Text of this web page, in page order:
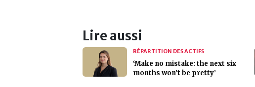
Lire aussi
RÉPARTITION DES ACTIFS
‘Make no mistake: the next six
months won’t be pretty’